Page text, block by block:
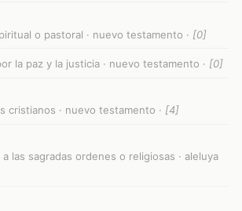
o pastoral · nuevo testamento · [0]
la paz y la justicia · nuevo testamento · [0]
cristianos · nuevo testamento · [4]
las sagradas ordenes o religiosas · aleluya